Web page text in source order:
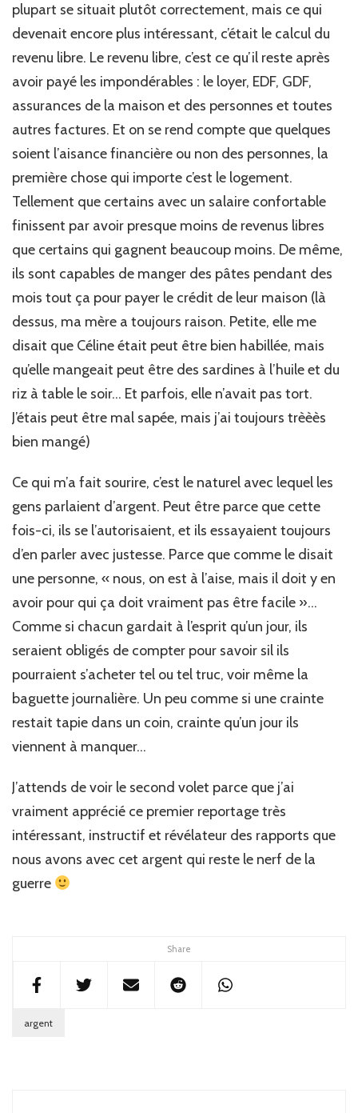
Share
plupart se situait plutôt correctement, mais ce qui
devenait encore plus intéressant, c’était le calcul du
revenu libre. Le revenu libre, c’est ce qu’il reste après
avoir payé les impondérables : le loyer, EDF, GDF,
assurances de la maison et des personnes et toutes
autres factures. Et on se rend compte que quelques
soient l’aisance financière ou non des personnes, la
première chose qui importe c’est le logement.
Tellement que certains avec un salaire confortable
finissent par avoir presque moins de revenus libres
que certains qui gagnent beaucoup moins. De même,
ils sont capables de manger des pâtes pendant des
mois tout ça pour payer le crédit de leur maison (là
dessus, ma mère a toujours raison. Petite, elle me
disait que Céline était peut être bien habillée, mais
qu’elle mangeait peut être des sardines à l’huile et du
riz à table le soir… Et parfois, elle n’avait pas tort.
J’étais peut être mal sapée, mais j’ai toujours trèèès
bien mangé)
Ce qui m’a fait sourire, c’est le naturel avec lequel les
gens parlaient d’argent. Peut être parce que cette
fois-ci, ils se l’autorisaient, et ils essayaient toujours
d’en parler avec justesse. Parce que comme le disait
une personne, « nous, on est à l’aise, mais il doit y en
avoir pour qui ça doit vraiment pas être facile »…
Comme si chacun gardait à l’esprit qu’un jour, ils
seraient obligés de compter pour savoir sil ils
pourraient s’acheter tel ou tel truc, voir même la
baguette journalière. Un peu comme si une crainte
restait tapie dans un coin, crainte qu’un jour ils
viennent à manquer…
J’attends de voir le second volet parce que j’ai
vraiment apprécié ce premier reportage très
intéressant, instructif et révélateur des rapports que
nous avons avec cet argent qui reste le nerf de la
guerre
argent